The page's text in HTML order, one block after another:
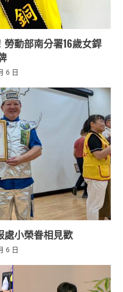
動部南分署16歲女銲
6 日
處小榮眷相見歡
6 日